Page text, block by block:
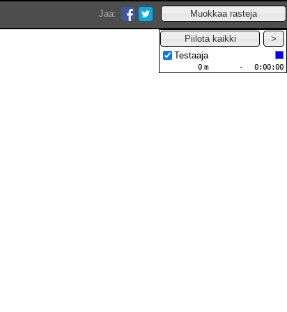
Jaa:
Testaaja
0:00:00
-
0 m